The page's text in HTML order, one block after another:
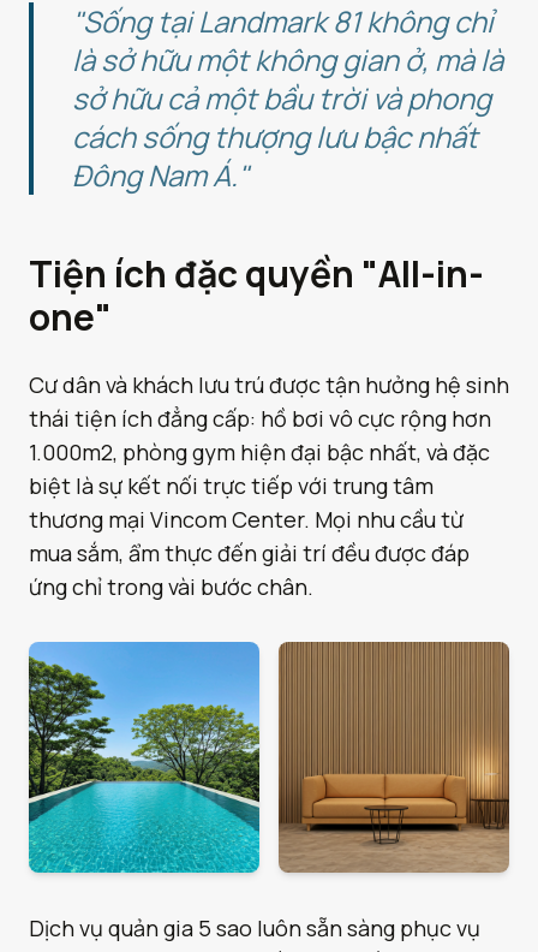
"Sống tại Landmark 81 không chỉ
là sở hữu một không gian ở, mà là
sở hữu cả một bầu trời và phong
cách sống thượng lưu bậc nhất
Đông Nam Á."
Tiện ích đặc quyền "All-in-
one"
Cư dân và khách lưu trú được tận hưởng hệ sinh
thái tiện ích đẳng cấp: hồ bơi vô cực rộng hơn
1.000m2, phòng gym hiện đại bậc nhất, và đặc
biệt là sự kết nối trực tiếp với trung tâm
thương mại Vincom Center. Mọi nhu cầu từ
mua sắm, ẩm thực đến giải trí đều được đáp
ứng chỉ trong vài bước chân.
Dịch vụ quản gia 5 sao luôn sẵn sàng phục vụ